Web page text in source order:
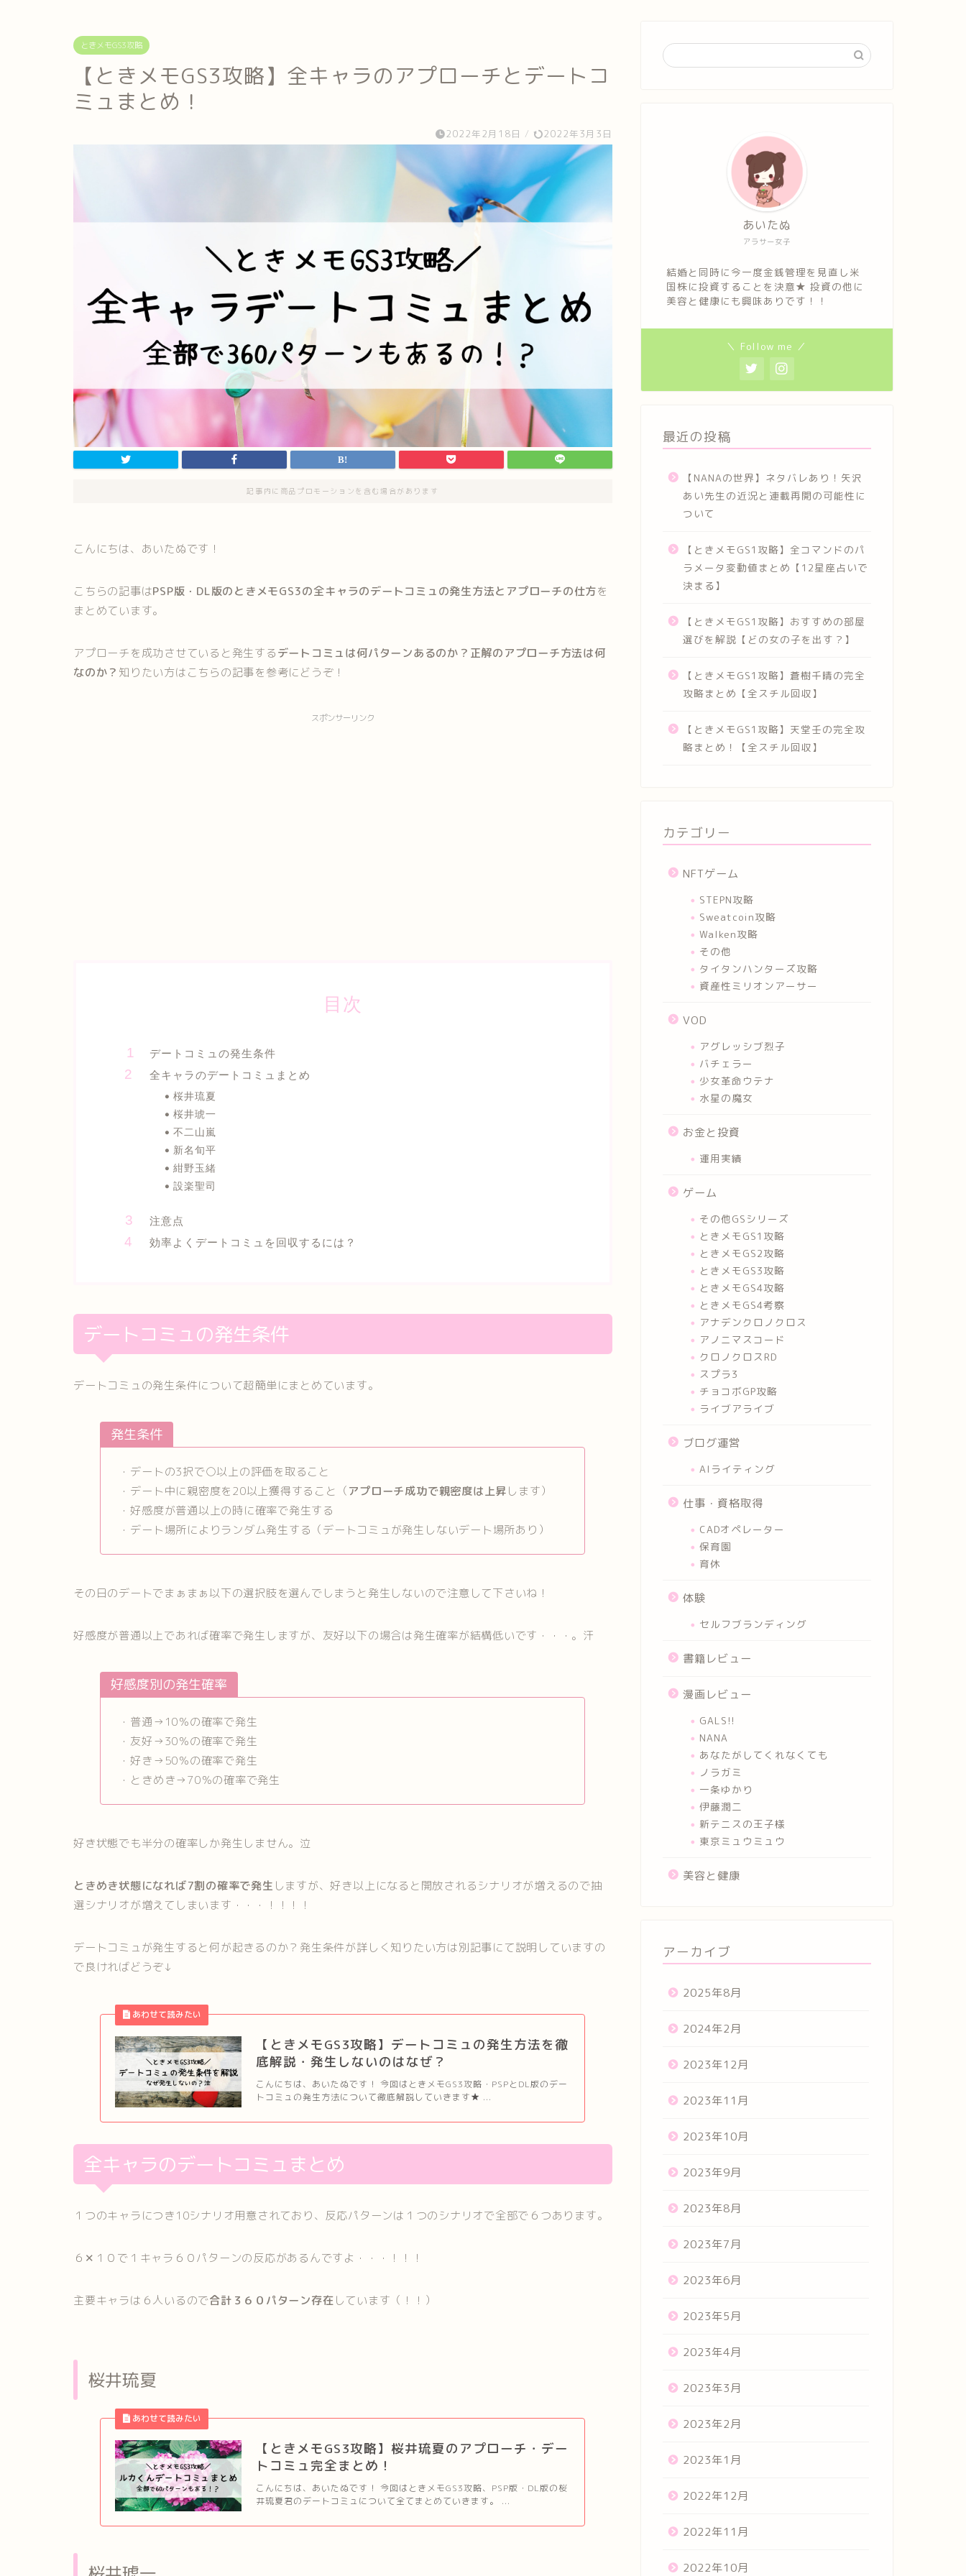
ときメモGS3攻略
【ときメモGS3攻略】全キャラのアプローチとデートコ
ミュまとめ！
2022年2月18日 / 2022年3月3日
記事内に商品プロモーションを含む場合があります
こんにちは、あいたぬです！
こちらの記事はPSP版・DL版のときメモGS3の全キャラのデートコミュの発生方法とアプローチの仕方を
まとめています。
アプローチを成功させていると発生するデートコミュは何パターンあるのか？正解のアプローチ方法は何
なのか？ 知りたい方はこちらの記事を参考にどうぞ！
スポンサーリンク
目次
デートコミュの発生条件
全キャラのデートコミュまとめ
桜井琉夏
桜井琥一
不二山嵐
新名旬平
紺野玉緒
設楽聖司
注意点
効率よくデートコミュを回収するには？
デートコミュの発生条件
デートコミュの発生条件について超簡単にまとめています。
発生条件
・デートの3択で○以上の評価を取ること
・デート中に親密度を20以上獲得すること（アプローチ成功で親密度は上昇します）
・好感度が普通以上の時に確率で発生する
・デート場所によりランダム発生する（デートコミュが発生しないデート場所あり）
その日のデートでまぁまぁ以下の選択肢を選んでしまうと発生しないので注意して下さいね！
好感度が普通以上であれば確率で発生しますが、友好以下の場合は発生確率が結構低いです・・・。汗
好感度別の発生確率
・普通→10％の確率で発生
・友好→30％の確率で発生
・好き→50％の確率で発生
・ときめき→70％の確率で発生
好き状態でも半分の確率しか発生しません。泣
ときめき状態になれば7割の確率で発生 しますが、好き以上になると開放されるシナリオが増えるので抽
選シナリオが増えてしまいます・・・！！！！
デートコミュが発生すると何が起きるのか？発生条件が詳しく知りたい方は別記事にて説明していますの
で良ければどうぞ↓
【ときメモGS3攻略】デートコミュの発生方法を徹
底解説・発生しないのはなぜ？
こんにちは、あいたぬです！ 今回はときメモGS3攻略・PSPとDL版のデー
トコミュの発生方法について徹底解説していきます★ ...
全キャラのデートコミュまとめ
１つのキャラにつき10シナリオ用意されており、反応パターンは１つのシナリオで全部で６つあります。
６✕１０で１キャラ６０パターンの反応があるんですよ・・・！！！
主要キャラは６人いるので合計３６０パターン存在しています（！！）
桜井琉夏
【ときメモGS3攻略】桜井琉夏のアプローチ・デー
トコミュ完全まとめ！
こんにちは、あいたぬです！ 今回はときメモGS3攻略、PSP版・DL版の桜
井琉夏君のデートコミュについて全てまとめていきます。 ...
アラサー女子
あいたぬ
結婚と同時に今一度金銭管理を見直し米
国株に投資することを決意★ 投資の他に
美容と健康にも興味ありです！！
＼ Follow me ／
最近の投稿
【NANAの世界】ネタバレあり！矢沢
あい先生の近況と連載再開の可能性に
ついて
【ときメモGS1攻略】全コマンドのパ
ラメータ変動値まとめ【12星座占いで
決まる】
【ときメモGS1攻略】おすすめの部屋
選びを解説【どの女の子を出す？】
【ときメモGS1攻略】蒼樹千晴の完全
攻略まとめ【全スチル回収】
【ときメモGS1攻略】天堂壬の完全攻
略まとめ！【全スチル回収】
カテゴリー
NFTゲーム
STEPN攻略
Sweatcoin攻略
Walken攻略
その他
タイタンハンターズ攻略
資産性ミリオンアーサー
VOD
アグレッシブ烈子
バチェラー
少女革命ウテナ
水星の魔女
お金と投資
運用実績
ゲーム
その他GSシリーズ
ときメモGS1攻略
ときメモGS2攻略
ときメモGS3攻略
ときメモGS4攻略
ときメモGS4考察
アナデンクロノクロス
アノニマスコード
クロノクロスRD
スプラ3
チョコボGP攻略
ライブアライブ
ブログ運営
AIライティング
仕事・資格取得
CADオペレーター
保育園
育休
体験
セルフブランディング
書籍レビュー
漫画レビュー
GALS!!
NANA
あなたがしてくれなくても
ノラガミ
一条ゆかり
伊藤潤二
新テニスの王子様
東京ミュウミュウ
美容と健康
アーカイブ
2025年8月
2024年2月
2023年12月
2023年11月
2023年10月
2023年9月
2023年8月
2023年7月
2023年6月
2023年5月
2023年4月
2023年3月
2023年2月
2023年1月
2022年12月
2022年11月
2022年10月